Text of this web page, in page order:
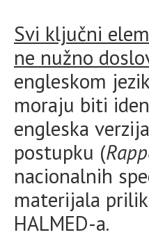
Svi ključni
ne nužno
engleskom
moraju biti
engleska
postupku (
nacionalnih
materijala
HALMED-a.